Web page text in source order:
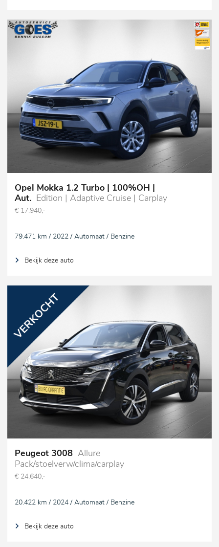
Opel Mokka 1.2 Turbo | 100%OH |
Aut.
Edition | Adaptive Cruise | Carplay
€ 17.940,-
79.471 km / 2022 / Automaat / Benzine
Bekijk deze auto
Peugeot 3008 Allure
Pack/stoelverw/clima/carplay
€ 24.640,-
20.422 km / 2024 / Automaat / Benzine
Bekijk deze auto